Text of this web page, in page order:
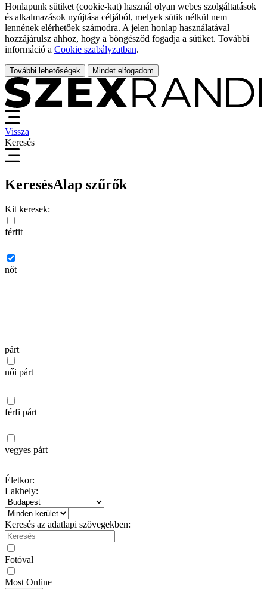
Honlapunk sütiket (cookie-kat) használ olyan webes szolgáltatások
és alkalmazások nyújtása céljából, melyek sütik nélkül nem
lennének elérhetőek számodra. A jelen honlap használatával
hozzájárulsz ahhoz, hogy a böngésződ fogadja a sütiket. További
információ a Cookie szabályzatban.
További lehetőségek Mindet elfogadom
Vissza
Keresés
KeresésAlap szűrők
Kit keresek:
férfit
nőt
párt
női párt
férfi párt
vegyes párt
Életkor:
Lakhely:
Keresés az adatlapi szövegekben:
Fotóval
Most Online